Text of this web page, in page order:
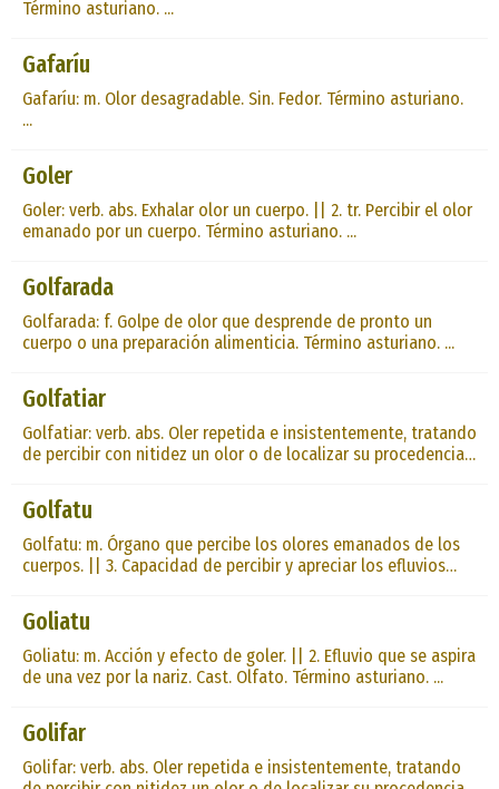
Término asturiano. ...
Gafaríu
Gafaríu: m. Olor desagradable. Sin. Fedor. Término asturiano.
...
Goler
Goler: verb. abs. Exhalar olor un cuerpo. || 2. tr. Percibir el olor
emanado por un cuerpo. Término asturiano. ...
Golfarada
Golfarada: f. Golpe de olor que desprende de pronto un
cuerpo o una preparación alimenticia. Término asturiano. ...
Golfatiar
Golfatiar: verb. abs. Oler repetida e insistentemente, tratando
de percibir con nitidez un olor o de localizar su procedencia
asturiano. ...
Golfatu
Golfatu: m. Órgano que percibe los olores emanados de los
cuerpos. || 3. Capacidad de percibir y apreciar los efluvios
Goliatu
Goliatu: m. Acción y efecto de goler. || 2. Efluvio que se aspira
de una vez por la nariz. Cast. Olfato. Término asturiano. ...
Golifar
Golifar: verb. abs. Oler repetida e insistentemente, tratando